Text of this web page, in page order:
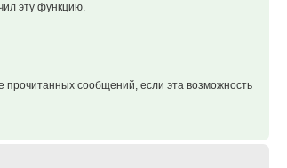
эту функцию.
прочитанных сообщений, если эта возможность